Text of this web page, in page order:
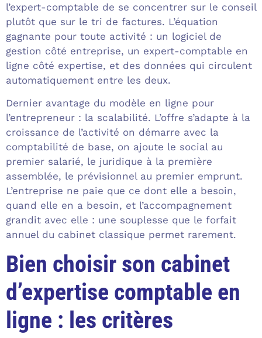
l’expert-comptable de se concentrer sur le conseil
plutôt que sur le tri de factures. L’équation
gagnante pour toute activité : un logiciel de
gestion côté entreprise, un expert-comptable en
ligne côté expertise, et des données qui circulent
automatiquement entre les deux.
Dernier avantage du modèle en ligne pour
l’entrepreneur : la scalabilité. L’offre s’adapte à la
croissance de l’activité on démarre avec la
comptabilité de base, on ajoute le social au
premier salarié, le juridique à la première
assemblée, le prévisionnel au premier emprunt.
L’entreprise ne paie que ce dont elle a besoin,
quand elle en a besoin, et l’accompagnement
grandit avec elle : une souplesse que le forfait
annuel du cabinet classique permet rarement.
Bien choisir son cabinet
d’expertise comptable en
ligne : les critères